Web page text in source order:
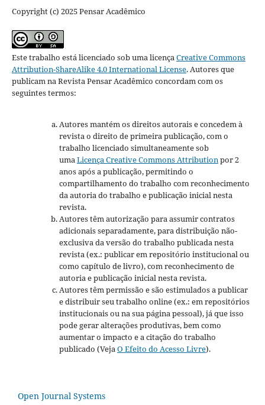
Copyright (c) 2025 Pensar Acadêmico
Este trabalho está licenciado sob uma licençaCreative Commons
Attribution-ShareAlike 4.0 International License.Autores que
publicam na Revista Pensar Acadêmico concordam com os
seguintes termos:
Autores mantém os direitos autorais e concedem à
revista o direito de primeira publicação, com o
trabalho licenciado simultaneamente sob
umaLicença Creative Commons Attributionpor 2
anos após a publicação, permitindo o
compartilhamento do trabalho com reconhecimento
da autoria do trabalho e publicação inicial nesta
revista.
Autores têm autorização para assumir contratos
adicionais separadamente, para distribuição não-
exclusiva da versão do trabalho publicada nesta
revista (ex.: publicar em repositório institucional ou
como capítulo de livro), com reconhecimento de
autoria e publicação inicial nesta revista.
Autores têm permissão e são estimulados a publicar
e distribuir seu trabalho online (ex.: em repositórios
institucionais ou na sua página pessoal), já que isso
pode gerar alterações produtivas, bem como
aumentar o impacto e a citação do trabalho
publicado (VejaO Efeito do Acesso Livre).
Open Journal Systems